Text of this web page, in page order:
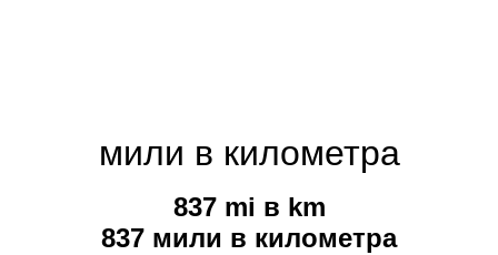
мили в километра
837 mi в km
837 мили в километра